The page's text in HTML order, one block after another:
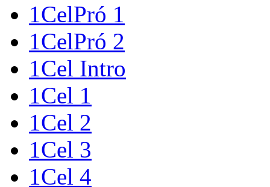
1CelPró 1
1CelPró 2
1Cel Intro
1Cel 1
1Cel 2
1Cel 3
1Cel 4